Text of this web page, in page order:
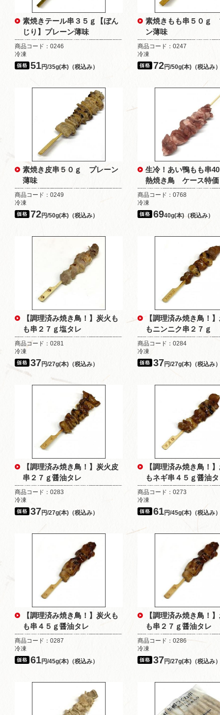
素焼きテール串３５ｇ【ぼん
じり】プレーン薄味
商品コード：0246
冷凍
51円/35g(本)（税込み）
素焼きもも串５０ｇ
ン薄味
商品コード：0247
冷凍
72円/50g(本)（税込み
素焼き皮串５０ｇ プレーン
薄味
商品コード：0249
冷凍
72円/50g(本)（税込み）
生冷！あい鴨もも串
熱焼き鳥 ケース特価
商品コード：0768
冷凍
6940g(本)（税込み）
【調理済み焼き鳥！】炭火も
も串２７ｇ塩タレ
商品コード：0281
冷凍
37円/27g(本)（税込み）
【調理済み焼き鳥！
もニンニク串２７ｇ
商品コード：0284
冷凍
37円/27g(本)（税込み
【調理済み焼き鳥！】炭火皮
串２７ｇ醤油タレ
商品コード：0283
冷凍
37円/27g(本)（税込み）
【調理済み焼き鳥！
もネギ串４５ｇ醤油
商品コード：0273
冷凍
61円/45g(本)（税込み
【調理済み焼き鳥！】炭火も
も串４５ｇ醤油タレ
商品コード：0287
冷凍
61円/45g(本)（税込み）
【調理済み焼き鳥！
も串２７ｇ醤油タレ
商品コード：0286
冷凍
37円/27g(本)（税込み